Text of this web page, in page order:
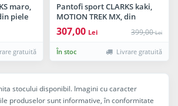
maro,
piele
gratuită
Pantofi sport CLARKS kaki,
MOTION TREK MX, din
material textil
307,00 Lei 399,00Lei
În stoc Livrare gratuită
stocului disponibil. Imagini cu caracter
produselor sunt informative, în conformitate